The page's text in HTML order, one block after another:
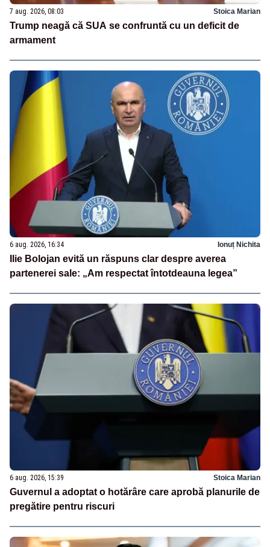
7 aug. 2026, 08:03 Stoica Marian
Trump neagă că SUA se confruntă cu un deficit de
armament
6 aug. 2026, 16:34 Ionuț Nichita
Ilie Bolojan evită un răspuns clar despre averea
partenerei sale: „Am respectat întotdeauna legea”
6 aug. 2026, 15:39 Stoica Marian
Guvernul a adoptat o hotărâre care aprobă planurile de
pregătire pentru riscuri